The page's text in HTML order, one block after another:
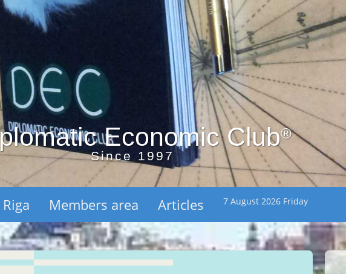
Economic Club®
Since 1997
Members area Articles 7 August 2026 Friday